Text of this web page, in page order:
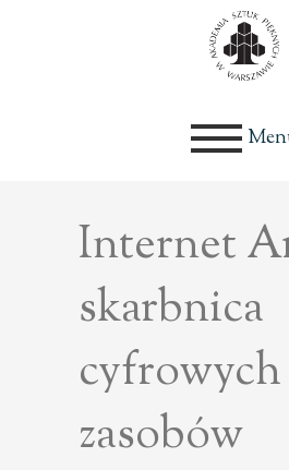
Internet
skarbnica
cyfrowych
zasobów